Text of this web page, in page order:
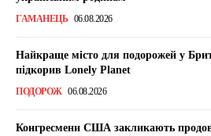
ГАМАНЕЦЬ 06.08.2026
Найкраще місто для подорожей у
підкорив Lonely Planet
ПОДОРОЖ 06.08.2026
Конгресмени США закликають